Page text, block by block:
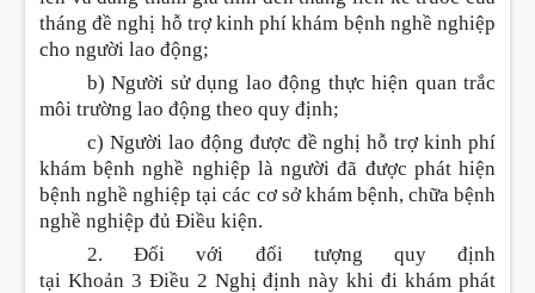
tháng đề nghị hỗ trợ kinh phí khám bệnh nghề nghiệp
cho người lao động;
b) Người sử dụng lao động thực hiện quan trắc
môi trường lao động theo quy định;
c) Người lao động được đề nghị hỗ trợ kinh phí
khám bệnh nghề nghiệp là người đã được phát hiện
bệnh nghề nghiệp tại các cơ sở khám bệnh, chữa bệnh
nghề nghiệp đủ Điều kiện.
2. Đối với đối tượng quy định
tại Khoản 3 Điều 2 Nghị định này khi đi khám phát